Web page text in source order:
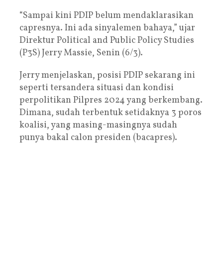
“Sampai kini PDIP belum mendaklarasikan
capresnya. Ini ada sinyalemen bahaya,” ujar
Direktur Political and Public Policy Studies
(P3S) Jerry Massie, Senin (6/3).
Jerry menjelaskan, posisi PDIP sekarang ini
seperti tersandera situasi dan kondisi
perpolitikan Pilpres 2024 yang berkembang.
Dimana, sudah terbentuk setidaknya 3 poros
koalisi, yang masing-masingnya sudah
punya bakal calon presiden (bacapres).